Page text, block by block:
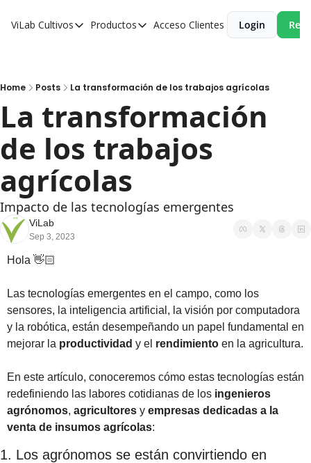
ViLab Cultivos
Cultivos
Olivos
Cítricos
Cerezos
Almendros
Arándanos
Nogales
Productos
Productos
Estudio de Zonificación
Monitoreo Satelital de Cultivos
Acceso Clientes Login
Home Posts La transformación de los trabajos agrícolas
La transformación
de los trabajos
agrícolas
Impacto de las tecnologías emergentes
ViLab
Sep 3, 2023
Hola 👋🏻
Las tecnologías emergentes en el campo, como los
sensores, la inteligencia artificial, la visión por computadora
y la robótica, están desempeñando un papel fundamental en
mejorar la productividad y el rendimiento en la agricultura.
En este artículo, conoceremos cómo estas tecnologías están
redefiniendo las labores cotidianas de los ingenieros
agrónomos, agricultores y empresas dedicadas a la
venta de insumos agrícolas:
1. Los agrónomos se están convirtiendo en